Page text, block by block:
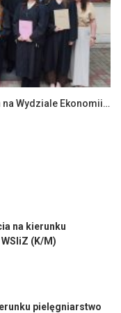
Zakończenie egzaminów dyplomowych na Wydziale Ekonomii i Zarządzania
na kierunku
(K/M)
pielęgniarstwo